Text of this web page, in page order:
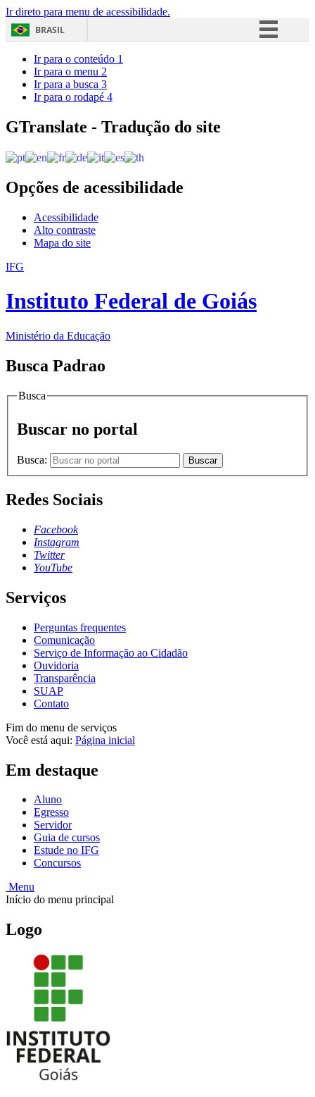
Ir direto para menu de acessibilidade.
BRASIL
Acesso à informação
Ir para o conteúdo 1
Ir para o menu 2
Ir para a busca 3
Ir para o rodapé 4
GTranslate - Tradução do site
Opções de acessibilidade
Acessibilidade
Alto contraste
Mapa do site
IFG
Instituto Federal de Goiás
Ministério da Educação
Busca Padrao
Busca
Buscar no portal
Busca: Buscar
Redes Sociais
Facebook
Instagram
Twitter
YouTube
Serviços
Perguntas frequentes
Comunicação
Serviço de Informação ao Cidadão
Ouvidoria
Transparência
SUAP
Contato
Fim do menu de serviços
Você está aqui: Página inicial
Em destaque
Aluno
Egresso
Servidor
Guia de cursos
Estude no IFG
Concursos
Menu
Início do menu principal
Logo